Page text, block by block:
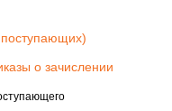
о зачислении